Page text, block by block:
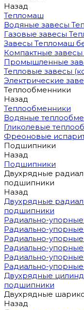
Назад
Тепломаш
Водяные завесы
Газовые завесы
Завесы Тепломаш
Компактные
Промышленные
Тепловые завесы
Электрические
Теплообменники
Назад
Теплообменники
Водяные
Гликолевые
Фреоновые
Подшипники
Назад
Подшипники
Двухрядные
подшипники
Назад
Двухрядные
подшипники
Радиально-
Радиально-
Радиально-
Радиально-
Радиально-
Радиально-
Двухрядные
подшипники
Двухрядные
Назад